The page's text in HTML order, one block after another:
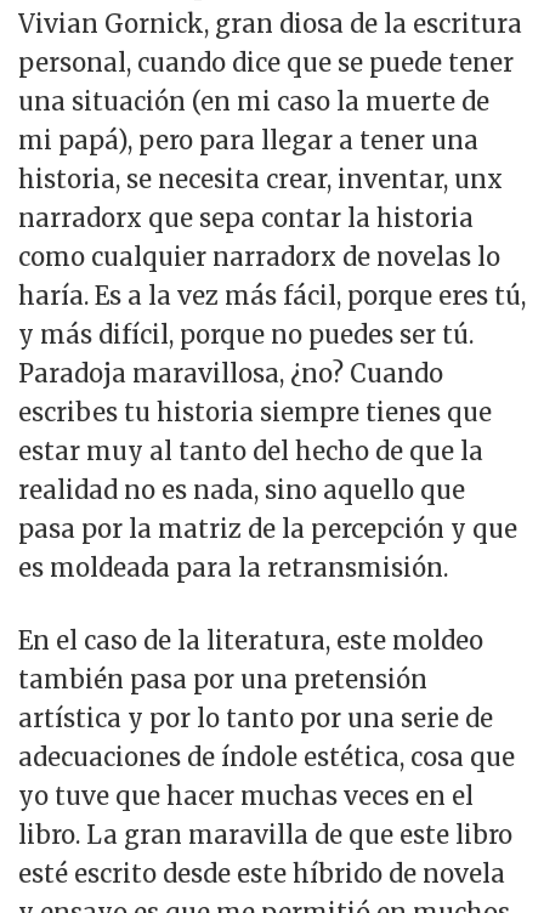
Vivian Gornick, gran diosa de la escritura
personal, cuando dice que se puede tener
una situación (en mi caso la muerte de
mi papá), pero para llegar a tener una
historia, se necesita crear, inventar, unx
narradorx que sepa contar la historia
como cualquier narradorx de novelas lo
haría. Es a la vez más fácil, porque eres tú,
y más difícil, porque no puedes ser tú.
Paradoja maravillosa, ¿no? Cuando
escribes tu historia siempre tienes que
estar muy al tanto del hecho de que la
realidad no es nada, sino aquello que
pasa por la matriz de la percepción y que
es moldeada para la retransmisión.
En el caso de la literatura, este moldeo
también pasa por una pretensión
artística y por lo tanto por una serie de
adecuaciones de índole estética, cosa que
yo tuve que hacer muchas veces en el
libro. La gran maravilla de que este libro
esté escrito desde este híbrido de novela